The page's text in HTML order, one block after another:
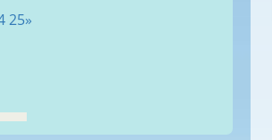
25»